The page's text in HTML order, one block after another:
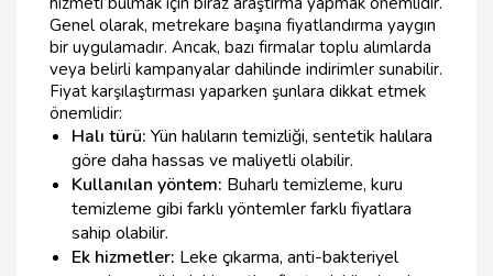
Genel olarak, metrekare başına fiyatlandırma yaygın
bir uygulamadır. Ancak, bazı firmalar toplu alımlarda
veya belirli kampanyalar dahilinde indirimler sunabilir.
Fiyat karşılaştırması yaparken şunlara dikkat etmek
önemlidir:
Halı türü: Yün halıların temizliği, sentetik halılara
göre daha hassas ve maliyetli olabilir.
Kullanılan yöntem: Buharlı temizleme, kuru
temizleme gibi farklı yöntemler farklı fiyatlara
sahip olabilir.
Ek hizmetler: Leke çıkarma, anti-bakteriyel